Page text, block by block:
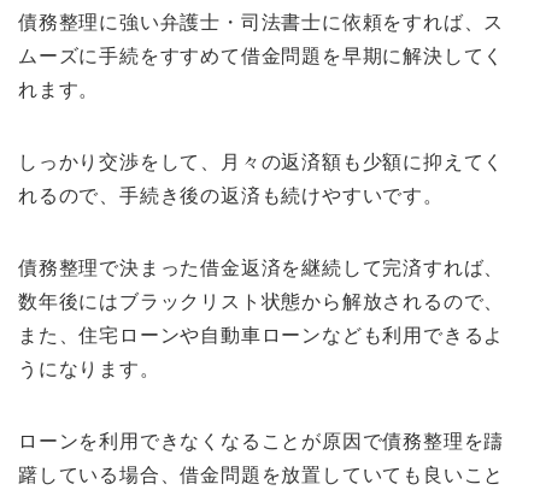
債務整理に強い弁護士・司法書士に依頼をすれば、ス
ムーズに手続をすすめて借金問題を早期に解決してく
れます。
しっかり交渉をして、月々の返済額も少額に抑えてく
れるので、手続き後の返済も続けやすいです。
債務整理で決まった借金返済を継続して完済すれば、
数年後にはブラックリスト状態から解放されるので、
また、住宅ローンや自動車ローンなども利用できるよ
うになります。
ローンを利用できなくなることが原因で債務整理を躊
躇している場合、借金問題を放置していても良いこと